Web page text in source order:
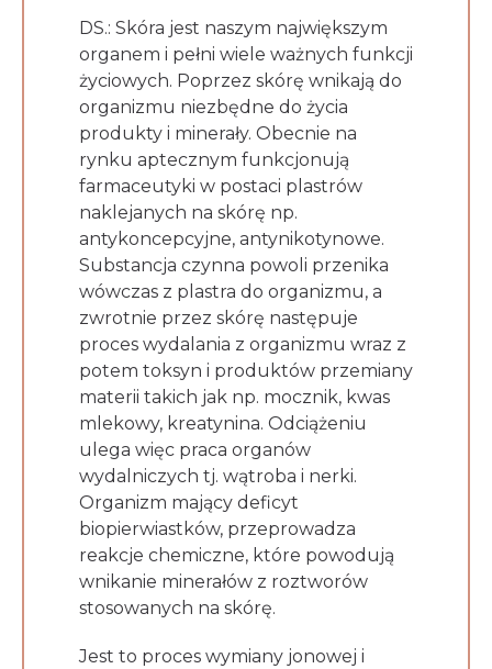
DS.: Skóra jest naszym największym
organem i pełni wiele ważnych funkcji
życiowych. Poprzez skórę wnikają do
organizmu niezbędne do życia
produkty i minerały. Obecnie na
rynku aptecznym funkcjonują
farmaceutyki w postaci plastrów
naklejanych na skórę np.
antykoncepcyjne, antynikotynowe.
Substancja czynna powoli przenika
wówczas z plastra do organizmu, a
zwrotnie przez skórę następuje
proces wydalania z organizmu wraz z
potem toksyn i produktów przemiany
materii takich jak np. mocznik, kwas
mlekowy, kreatynina. Odciążeniu
ulega więc praca organów
wydalniczych tj. wątroba i nerki.
Organizm mający deficyt
biopierwiastków, przeprowadza
reakcje chemiczne, które powodują
wnikanie minerałów z roztworów
stosowanych na skórę.
Jest to proces wymiany jonowej i